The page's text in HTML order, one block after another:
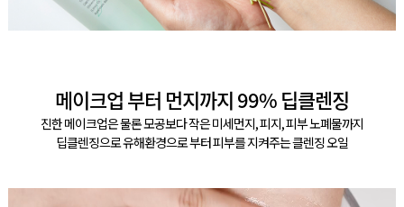
메이크업 부터 먼지까지 99% 딥클렌징
진한 메이크업은 물론 모공보다 작은 미세먼지, 피지, 피부 노폐물까지
딥클렌징으로 유해환경으로 부터 피부를 지켜주는 클렌징 오일